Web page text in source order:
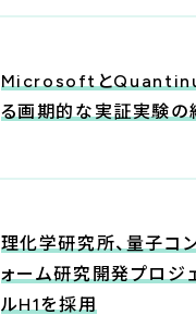
Microsoftと
る画期的な実証実験の
理化学研究所、量子コ
ォーム研究開発プロジ
ルH1を採用